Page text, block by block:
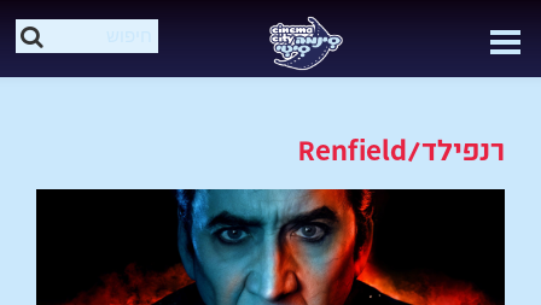
רנפילד/Renfield